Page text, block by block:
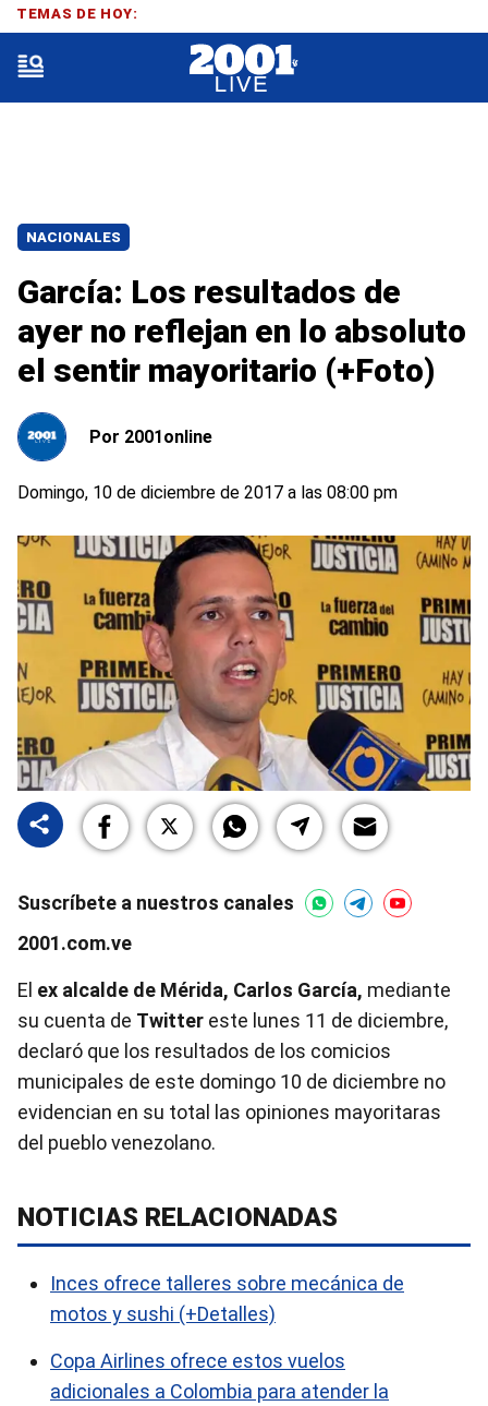
NACIONALES
García: Los resultados de
ayer no reflejan en lo absoluto
el sentir mayoritario (+Foto)
Por 2001online
Domingo, 10 de diciembre de 2017 a las 08:00 pm
Suscríbete a nuestros canales
2001.com.ve
El ex alcalde de Mérida, Carlos García, mediante
su cuenta de Twitter este lunes 11 de diciembre,
declaró que los resultados de los comicios
municipales de este domingo 10 de diciembre no
evidencian en su total las opiniones mayoritaras
del pueblo venezolano.
NOTICIAS RELACIONADAS
Inces ofrece talleres sobre mecánica de
motos y sushi (+Detalles)
Copa Airlines ofrece estos vuelos
adicionales a Colombia para atender la
TEMAS DE HOY: